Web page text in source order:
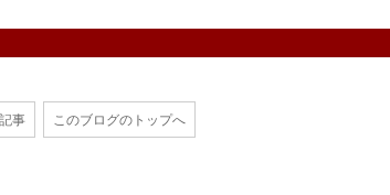
事 このブログのトップへ